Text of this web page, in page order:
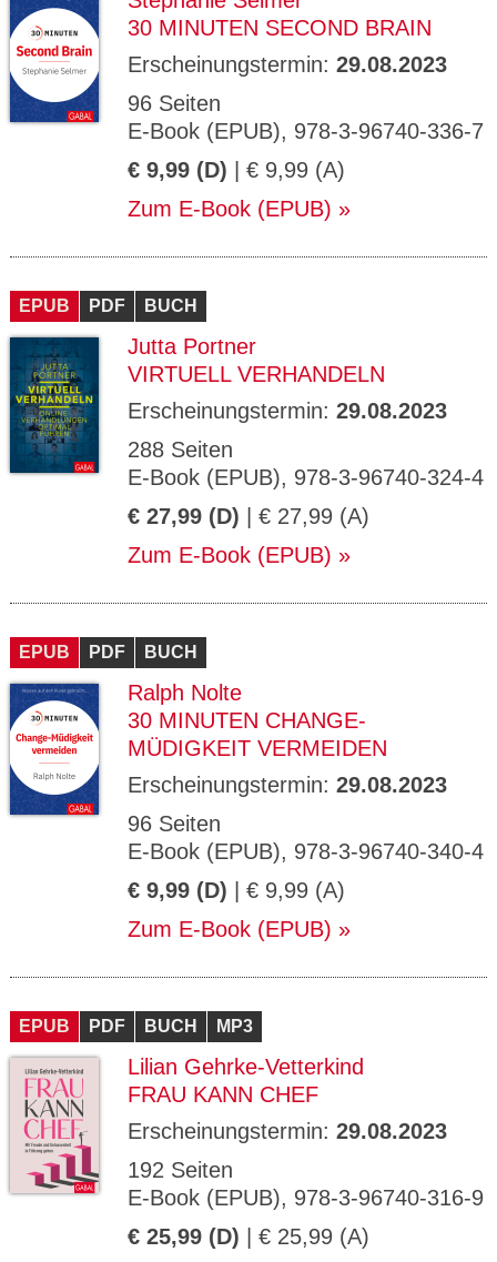
30 MINUTEN SECOND BRAIN
Erscheinungstermin: 29.08.2023
96 Seiten
E-Book (EPUB), 978-3-96740-336-7
€ 9,99 (D) | € 9,99 (A)
Zum E-Book (EPUB)
EPUB PDF BUCH
Jutta Portner
VIRTUELL VERHANDELN
Erscheinungstermin: 29.08.2023
288 Seiten
E-Book (EPUB), 978-3-96740-324-4
€ 27,99 (D) | € 27,99 (A)
Zum E-Book (EPUB)
EPUB PDF BUCH
Ralph Nolte
30 MINUTEN CHANGE-
MÜDIGKEIT VERMEIDEN
Erscheinungstermin: 29.08.2023
96 Seiten
E-Book (EPUB), 978-3-96740-340-4
€ 9,99 (D) | € 9,99 (A)
Zum E-Book (EPUB)
EPUB PDF BUCH MP3
Lilian Gehrke-Vetterkind
FRAU KANN CHEF
Erscheinungstermin: 29.08.2023
192 Seiten
E-Book (EPUB), 978-3-96740-316-9
€ 25,99 (D) | € 25,99 (A)